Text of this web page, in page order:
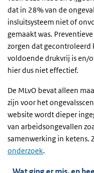
dat in 28% van de
insluitsysteem niet of
gemaakt was.
zorgen dat gecontroleerd
voldoende drukvrij is en/
hier dus niet effectief.
De MLvO bevat alleen
zijn voor het
website wordt dieper
van arbeidsongevallen
samenwerking in ketens.
onderzoek.